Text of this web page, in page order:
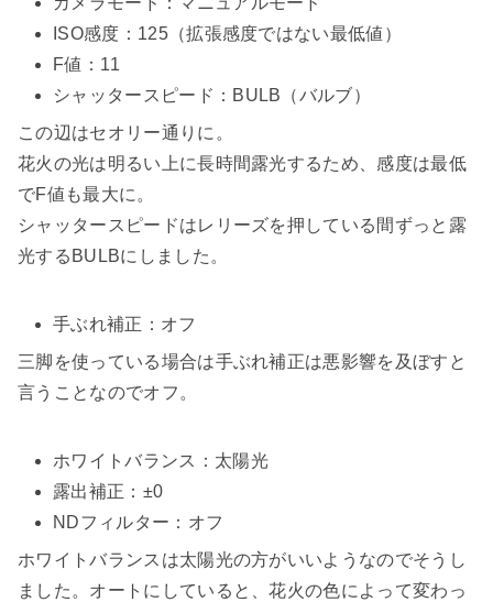
ISO感度：125（拡張感度ではない最低値）
F値：11
シャッタースピード：BULB（バルブ）
この辺はセオリー通りに。
花火の光は明るい上に長時間露光するため、感度は最低
でF値も最大に。
シャッタースピードはレリーズを押している間ずっと露
光するBULBにしました。
手ぶれ補正：オフ
三脚を使っている場合は手ぶれ補正は悪影響を及ぼすと
言うことなのでオフ。
ホワイトバランス：太陽光
露出補正：±0
NDフィルター：オフ
ホワイトバランスは太陽光の方がいいようなのでそうし
ました。オートにしていると、花火の色によって変わっ